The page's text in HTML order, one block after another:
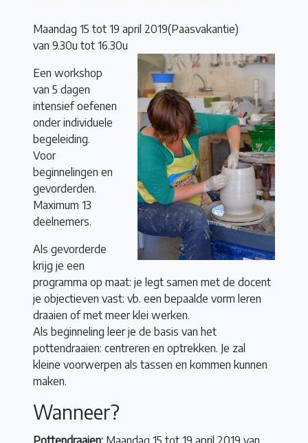
Maandag 15 tot 19 april 2019(Paasvakantie)
van 9.30u tot 16.30u
Een workshop
van 5 dagen
intensief oefenen
onder individuele
begeleiding.
Voor
beginnelingen en
gevorderden.
Maximum 13
deelnemers.
Als gevorderde
krijg je een
programma op maat: je legt samen met de docent
je objectieven vast: vb. een bepaalde vorm leren
draaien of met meer klei werken.
Als beginneling leer je de basis van het
pottendraaien: centreren en optrekken. Je zal
kleine voorwerpen als tassen en kommen kunnen
maken.
Wanneer?
Pottendraaien: Maandag 15 tot 19 april 2019 van